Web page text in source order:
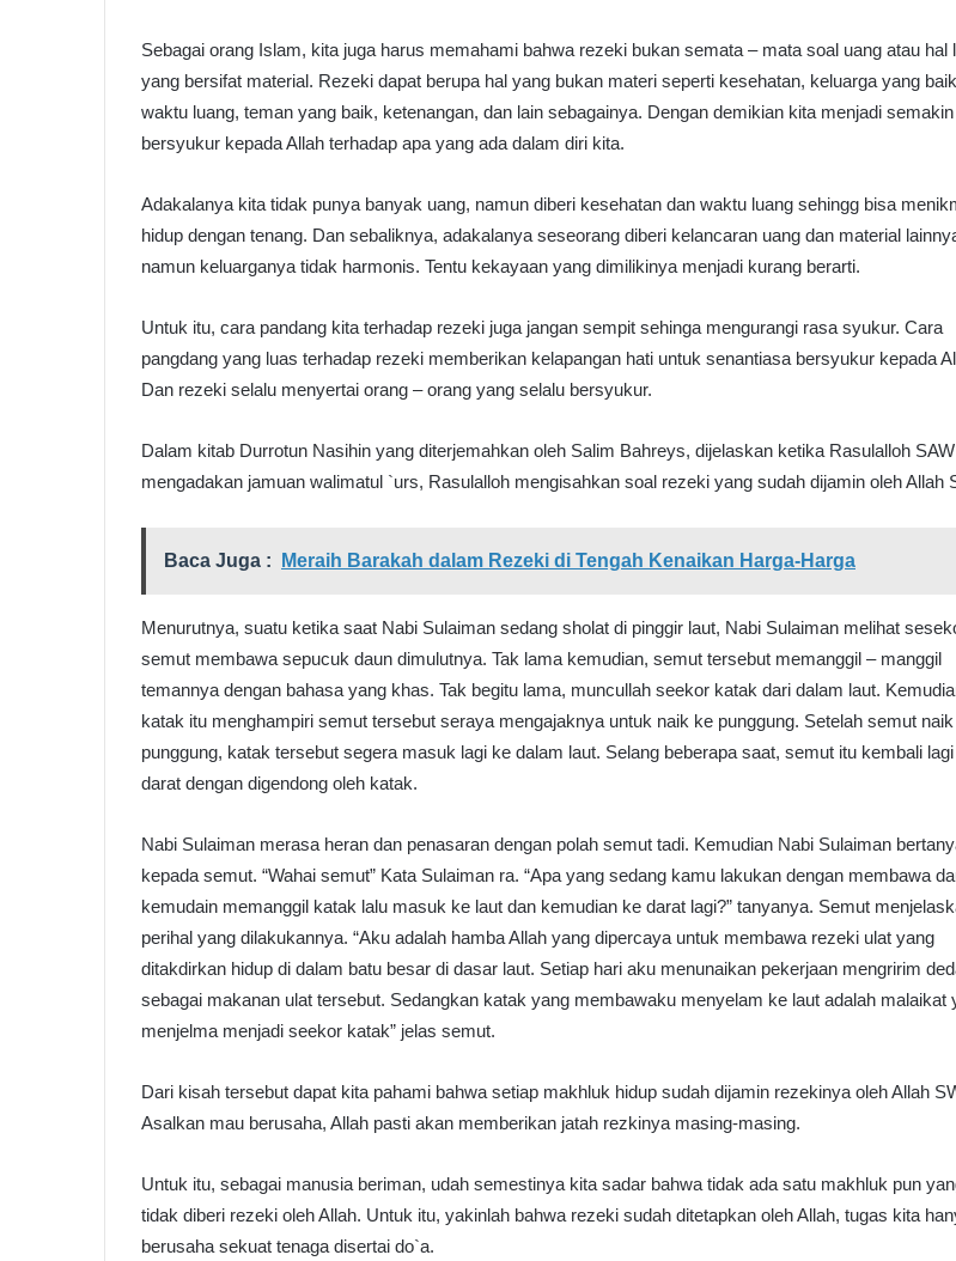
Sebagai orang Islam, kita juga harus memahami bahwa rezeki bukan semata – mata soal uang atau hal
yang bersifat material. Rezeki dapat berupa hal yang bukan materi seperti kesehatan, keluarga yang
waktu luang, teman yang baik, ketenangan, dan lain sebagainya. Dengan demikian kita menjadi semakin
bersyukur kepada Allah terhadap apa yang ada dalam diri kita.
Adakalanya kita tidak punya banyak uang, namun diberi kesehatan dan waktu luang sehingg bisa
hidup dengan tenang. Dan sebaliknya, adakalanya seseorang diberi kelancaran uang dan material
namun keluarganya tidak harmonis. Tentu kekayaan yang dimilikinya menjadi kurang berarti.
Untuk itu, cara pandang kita terhadap rezeki juga jangan sempit sehinga mengurangi rasa syukur. Cara
pangdang yang luas terhadap rezeki memberikan kelapangan hati untuk senantiasa bersyukur kepada
Dan rezeki selalu menyertai orang – orang yang selalu bersyukur.
Dalam kitab Durrotun Nasihin yang diterjemahkan oleh Salim Bahreys, dijelaskan ketika Rasulalloh SAW
mengadakan jamuan walimatul `urs, Rasulalloh mengisahkan soal rezeki yang sudah dijamin oleh Allah
Baca Juga : Meraih Barakah dalam Rezeki di Tengah Kenaikan Harga-Harga
Menurutnya, suatu ketika saat Nabi Sulaiman sedang sholat di pinggir laut, Nabi Sulaiman melihat
semut membawa sepucuk daun dimulutnya. Tak lama kemudian, semut tersebut memanggil – manggil
temannya dengan bahasa yang khas. Tak begitu lama, muncullah seekor katak dari dalam laut.
katak itu menghampiri semut tersebut seraya mengajaknya untuk naik ke punggung. Setelah semut naik
punggung, katak tersebut segera masuk lagi ke dalam laut. Selang beberapa saat, semut itu kembali
darat dengan digendong oleh katak.
Nabi Sulaiman merasa heran dan penasaran dengan polah semut tadi. Kemudian Nabi Sulaiman
kepada semut. “Wahai semut” Kata Sulaiman ra. “Apa yang sedang kamu lakukan dengan membawa
kemudain memanggil katak lalu masuk ke laut dan kemudian ke darat lagi?” tanyanya. Semut
perihal yang dilakukannya. “Aku adalah hamba Allah yang dipercaya untuk membawa rezeki ulat yang
ditakdirkan hidup di dalam batu besar di dasar laut. Setiap hari aku menunaikan pekerjaan mengririm
sebagai makanan ulat tersebut. Sedangkan katak yang membawaku menyelam ke laut adalah malaikat
menjelma menjadi seekor katak” jelas semut.
Dari kisah tersebut dapat kita pahami bahwa setiap makhluk hidup sudah dijamin rezekinya oleh Allah
Asalkan mau berusaha, Allah pasti akan memberikan jatah rezkinya masing-masing.
Untuk itu, sebagai manusia beriman, udah semestinya kita sadar bahwa tidak ada satu makhluk pun
tidak diberi rezeki oleh Allah. Untuk itu, yakinlah bahwa rezeki sudah ditetapkan oleh Allah, tugas kita
berusaha sekuat tenaga disertai do`a.